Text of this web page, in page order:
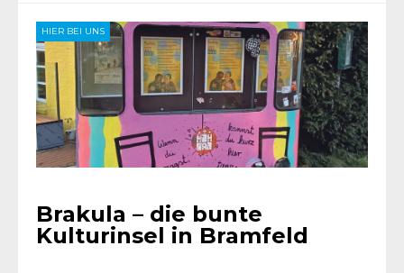
HIER BEI UNS
Brakula – die bunte
Kulturinsel in Bramfeld